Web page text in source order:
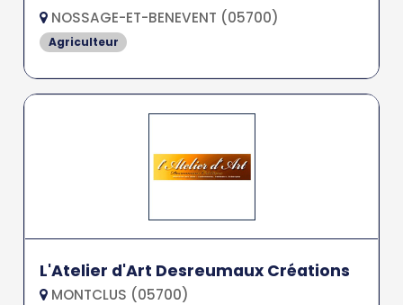
NOSSAGE-ET-BENEVENT (05700)
Agriculteur
L'Atelier d'Art Desreumaux Créations
MONTCLUS (05700)